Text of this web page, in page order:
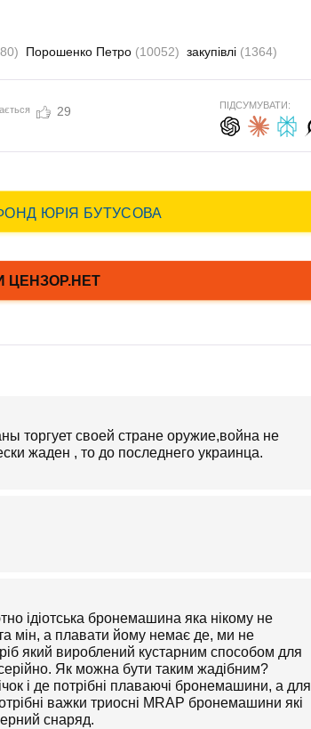
Порошенко Петро (10052) закупівлі (1364)
29 ПІДСУМУВАТИ:
торгует своей стране оружие,война не
жаден , то до последнего украинца.
ідіотська бронемашина яка нікому не
мін, а плавати йому немає де, ми не
який вироблений кустарним способом для
серійно. Як можна бути таким жадібним?
і де потрібні плаваючі бронемашини, а для
важки триосні MRAP бронемашини які
снаряд.